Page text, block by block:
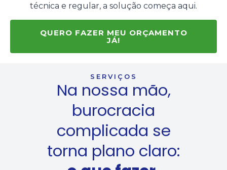
técnica e regular, a solução começa aqui.
QUERO FAZER MEU ORÇAMENTO
JÁ!
SERVIÇOS
Na nossa mão,
burocracia
complicada se
torna plano claro: